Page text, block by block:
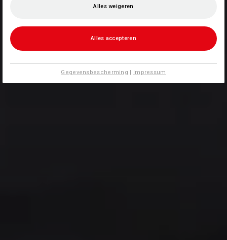
Alles weigeren
Alles accepteren
Gegevensbescherming | Impressum